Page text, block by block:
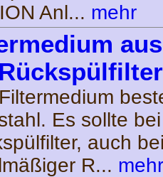
Anl... mehr
Es sollte
auch
R... mehr